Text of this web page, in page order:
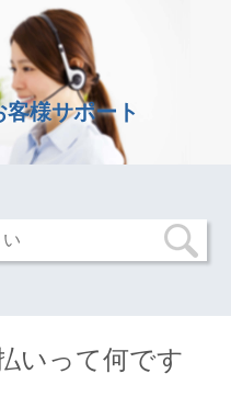
様サポート
いって何です